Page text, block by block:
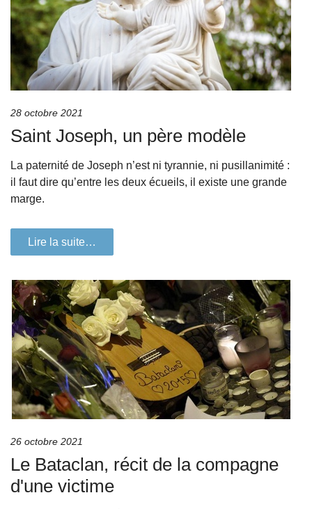
28 octobre 2021
Saint Joseph, un père modèle
La paternité de Joseph n’est ni tyrannie, ni pusillanimité :
il faut dire qu’entre les deux écueils, il existe une grande
marge.
Lire la suite…
26 octobre 2021
Le Bataclan, récit de la compagne
d'une victime